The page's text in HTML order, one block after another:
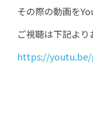
その際の動画を
ご視聴は下記より
https://youtu.be/